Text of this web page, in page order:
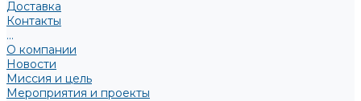
Доставка
Контакты
...
О компании
Новости
Миссия и цель
Мероприятия и проекты